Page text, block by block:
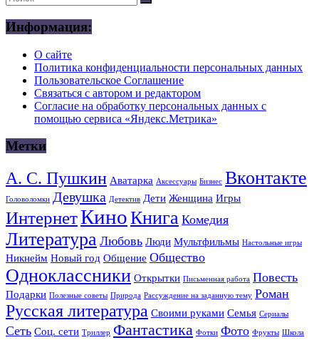
Информация:
О сайте
Политика конфиденциальности персональных данных
Пользовательское Соглашение
Связаться с автором и редактором
Согласие на обработку персональных данных с
помощью сервиса «Яндекс.Метрика»
Метки
А. С. Пушкин Аватарка Аксессуары Бизнес Вконтакте
Головоломки Девушка Детектив Дети Женщина Игры
ИнтернетКиноКнига Комедия
Литература Любовь Люди Мультфильмы Настольные игры
Никнейм Новый год Общение Общество
Одноклассники Открытки Письменная работа Повесть
Подарки Полезные советы Природа Рассуждение на заданную тему Роман
Русская литература Своими руками Семья Сериалы
Сеть Соц. сети Триллер Фантастика Фотки Фото Фрукты Школа